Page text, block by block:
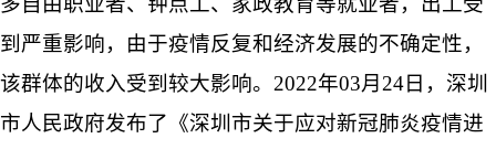
到严重影响，由于疫情反复和经济发展的不确定性，
该群体的收入受到较大影响。2022年03月24日，深圳
市人民政府发布了《深圳市关于应对新冠肺炎疫情进